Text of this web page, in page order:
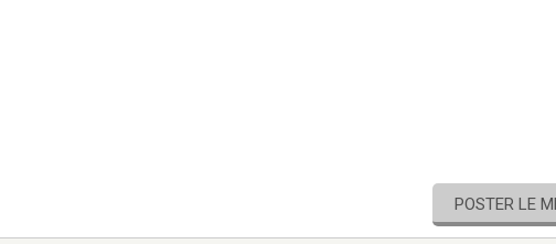
POSTER LE